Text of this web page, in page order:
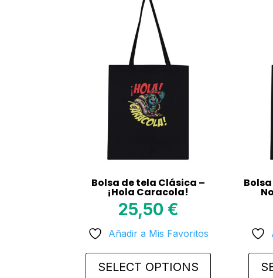
Bolsa de tela Clásica –
¡Hola Caracola!
25,50 €
Añadir a Mis Favoritos
SELECT OPTIONS